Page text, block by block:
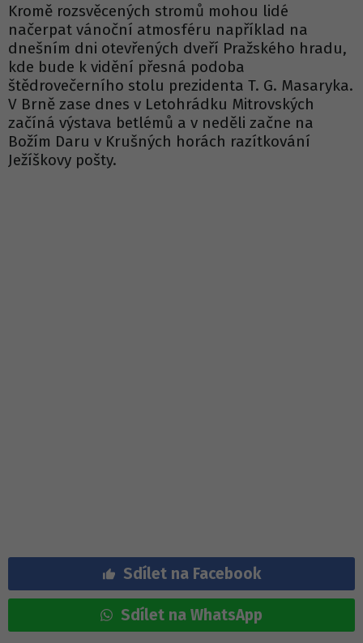
Kromě rozsvěcených stromů mohou lidé
načerpat vánoční atmosféru například na
dnešním dni otevřených dveří Pražského hradu,
kde bude k vidění přesná podoba
štědrovečerního stolu prezidenta T. G. Masaryka.
V Brně zase dnes v Letohrádku Mitrovských
začíná výstava betlémů a v neděli začne na
Božím Daru v Krušných horách razítkování
Ježíškovy pošty.
Sdílet na Facebook
Sdílet na WhatsApp